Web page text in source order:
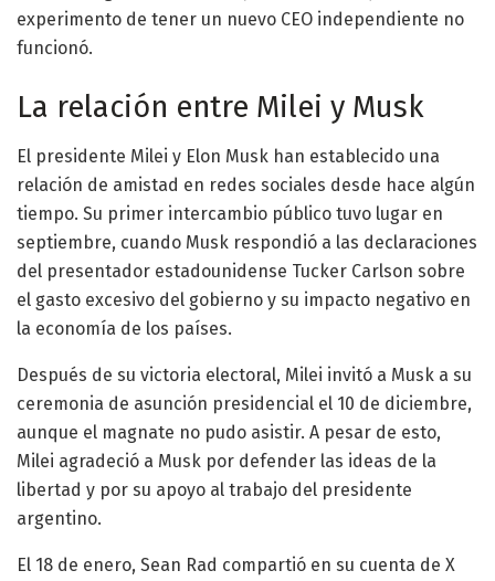
experimento de tener un nuevo CEO independiente no
funcionó.
La relación entre Milei y Musk
El presidente Milei y Elon Musk han establecido una
relación de amistad en redes sociales desde hace algún
tiempo. Su primer intercambio público tuvo lugar en
septiembre, cuando Musk respondió a las declaraciones
del presentador estadounidense Tucker Carlson sobre
el gasto excesivo del gobierno y su impacto negativo en
la economía de los países.
Después de su victoria electoral, Milei invitó a Musk a su
ceremonia de asunción presidencial el 10 de diciembre,
aunque el magnate no pudo asistir. A pesar de esto,
Milei agradeció a Musk por defender las ideas de la
libertad y por su apoyo al trabajo del presidente
argentino.
El 18 de enero, Sean Rad compartió en su cuenta de X